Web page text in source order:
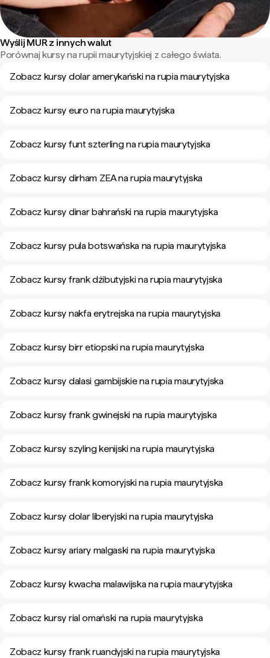
Wyślij MUR z innych walut
Porównaj kursy na rupii maurytyjskiej z całego świata.
Zobacz kursy dolar amerykański na rupia maurytyjska
Zobacz kursy euro na rupia maurytyjska
Zobacz kursy funt szterling na rupia maurytyjska
Zobacz kursy dirham ZEA na rupia maurytyjska
Zobacz kursy dinar bahrański na rupia maurytyjska
Zobacz kursy pula botswańska na rupia maurytyjska
Zobacz kursy frank dżibutyjski na rupia maurytyjska
Zobacz kursy nakfa erytrejska na rupia maurytyjska
Zobacz kursy birr etiopski na rupia maurytyjska
Zobacz kursy dalasi gambijskie na rupia maurytyjska
Zobacz kursy frank gwinejski na rupia maurytyjska
Zobacz kursy szyling kenijski na rupia maurytyjska
Zobacz kursy frank komoryjski na rupia maurytyjska
Zobacz kursy dolar liberyjski na rupia maurytyjska
Zobacz kursy ariary malgaski na rupia maurytyjska
Zobacz kursy kwacha malawijska na rupia maurytyjska
Zobacz kursy rial omański na rupia maurytyjska
Zobacz kursy frank ruandyjski na rupia maurytyjska